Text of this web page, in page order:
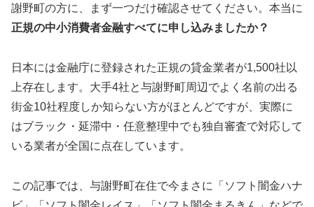
謝野町の方に、まず一つだけ確認させてください。本当に
正規の中小消費者金融すべてに申し込みましたか？
日本には金融庁に登録された正規の貸金業者が1,500社以
上存在します。大手4社と与謝野町周辺でよく名前の出る
街金10社程度しか知らない方がほとんどですが、実際に
はブラック・延滞中・任意整理中でも独自審査で対応して
いる業者が全国に点在しています。
この記事では、与謝野町在住で今まさに「ソフト闇金ハナ